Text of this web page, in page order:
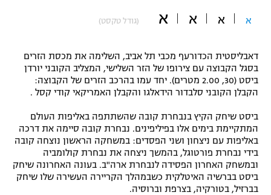
"מחצית בשכונה" – פודקאסט
משתתפים וזוכים בפרסים
תקנון משתתפים וזוכים בפרסים
תקנון עבור פעילות אלקטרה
תקנון עבור פעילות ספורט 1 – "מרלן"
טניס
גיימינג E-Sports
תנאי שימוש
אופניים
ספורט מוטורי
כדורמים
פוטבול אמריקאי NFL
בייסבול MLB
ספורט אתגרי ואקסטרים
א א א א (גודל טקסט)
דאבליסטית הכדורעף מכבי תל אביב, השלימה את מכסת הזרים
בסגל הקבוצה עם צירופו של הזר השלישי, המצליב הקובני יורדן
ביסט (30, 2.00 מטרים). יחד עמו בהרכב הזרים של הקבוצה:
הקבלן הקובני סלבדור הידאלגו והקבלן האמריקאי קודי קסל .
ביסט שיחק הקיץ בנבחרת קובה שהשתתפה באליפות העולם
המתקיימת בימים אלו בפיליפינים. נבחרת קובה סיימה את דרכה
באליפות עם ניצחון ושני הפסדים: במשחקה הראשון נוצחה קובה
בידי נבחרת פורטוגל, בהמשך ניצחה את נבחרת קולומביה
ובמשחק האחרון הפסידה לנבחרת ארה"ב. בעונה האחרונה שיחק
ביסט בברשיה האיטלקית כשבמהלך הקריירה העשירה שלו שיחק
בברזיל, בטורקיה, בצרפת וברוסיה.